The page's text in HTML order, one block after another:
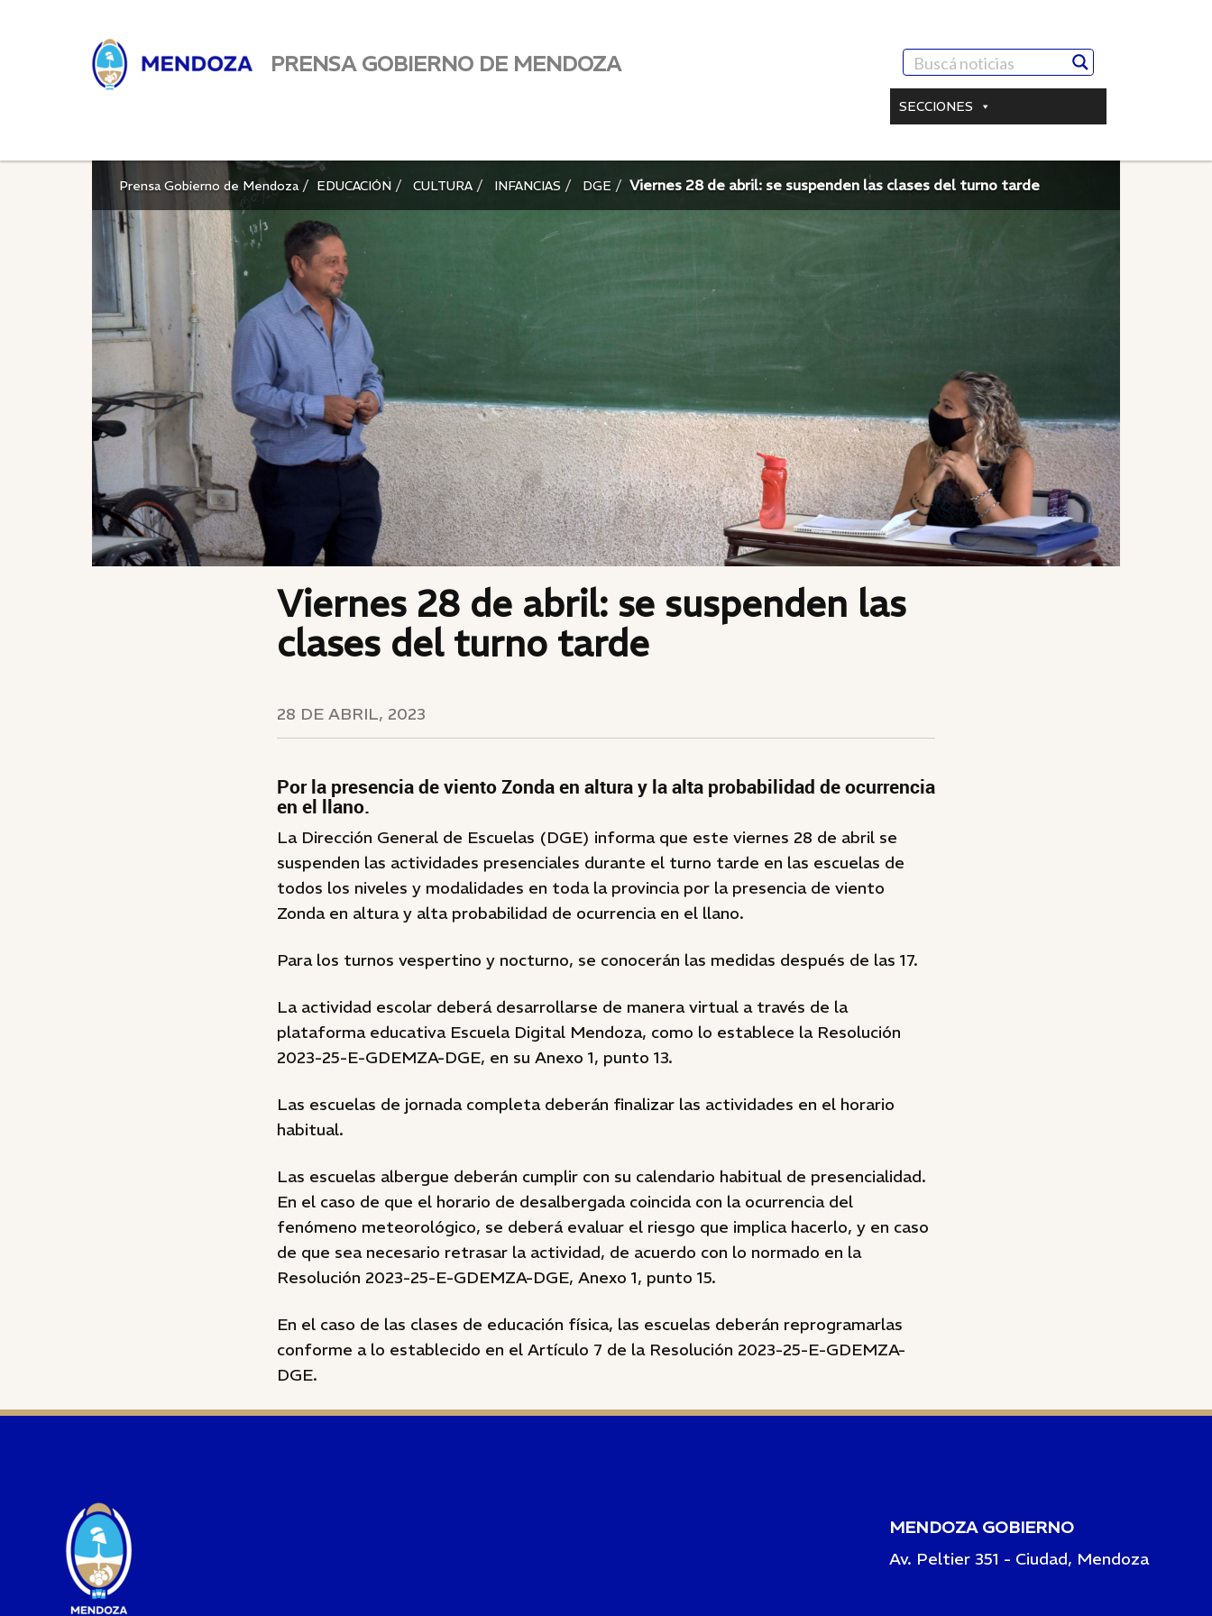
PRENSA GOBIERNO DE MENDOZA
SECCIONES
Prensa Gobierno de Mendoza EDUCACIÓN CULTURA INFANCIAS DGE Viernes 28 de abril: se suspenden las clases del turno tarde
Viernes 28 de abril: se suspenden las
clases del turno tarde
28 DE ABRIL, 2023
Por la presencia de viento Zonda en altura y la alta probabilidad de ocurrencia
en el llano.
La Dirección General de Escuelas (DGE) informa que este viernes 28 de abril se
suspenden las actividades presenciales durante el turno tarde en las escuelas de
todos los niveles y modalidades en toda la provincia por la presencia de viento
Zonda en altura y alta probabilidad de ocurrencia en el llano.
Para los turnos vespertino y nocturno, se conocerán las medidas después de las 17.
La actividad escolar deberá desarrollarse de manera virtual a través de la
plataforma educativa Escuela Digital Mendoza, como lo establece la Resolución
2023-25-E-GDEMZA-DGE, en su Anexo 1, punto 13.
Las escuelas de jornada completa deberán finalizar las actividades en el horario
habitual.
Las escuelas albergue deberán cumplir con su calendario habitual de presencialidad.
En el caso de que el horario de desalbergada coincida con la ocurrencia del
fenómeno meteorológico, se deberá evaluar el riesgo que implica hacerlo, y en caso
de que sea necesario retrasar la actividad, de acuerdo con lo normado en la
Resolución 2023-25-E-GDEMZA-DGE, Anexo 1, punto 15.
En el caso de las clases de educación física, las escuelas deberán reprogramarlas
conforme a lo establecido en el Artículo 7 de la Resolución 2023-25-E-GDEMZA-
DGE.
MENDOZA GOBIERNO
Av. Peltier 351 - Ciudad, Mendoza